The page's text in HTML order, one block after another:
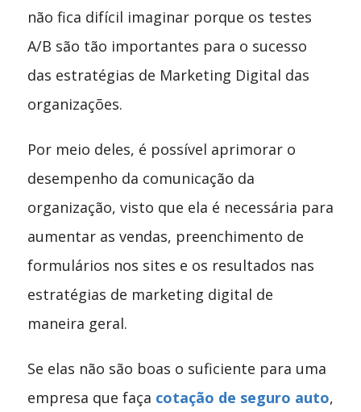
não fica difícil imaginar porque os testes
A/B são tão importantes para o sucesso
das estratégias de Marketing Digital das
organizações.
Por meio deles, é possível aprimorar o
desempenho da comunicação da
organização, visto que ela é necessária para
aumentar as vendas, preenchimento de
formulários nos sites e os resultados nas
estratégias de marketing digital de
maneira geral.
Se elas não são boas o suficiente para uma
empresa que faça cotação de seguro auto,